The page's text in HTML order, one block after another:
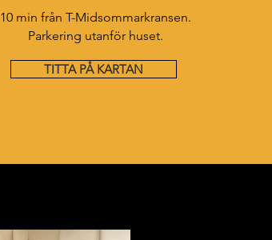
10 min från T-Midsommarkransen.
Parkering utanför huset.
TITTA PÅ KARTAN